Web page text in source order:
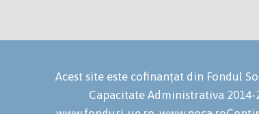
Acest site este cofinanțat din Fondul
Capacitate Administrativa 2014-